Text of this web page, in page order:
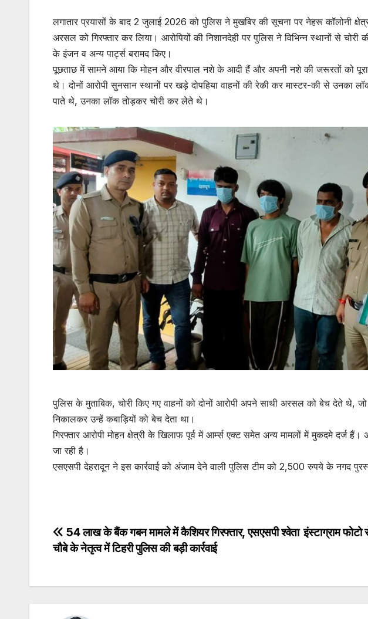
लगातार प्रयासों के बाद 2 जुलाई 2026 को पुलिस ने मुखबिर की सूचना पर नेहरू कॉलोनी
अरसल को गिरफ्तार कर लिया। आरोपियों की निशानदेही पर पुलिस ने विभिन्न स्थानों से चोरी
के इंजन व अन्य पार्ट्स बरामद किए।
पूछताछ में सामने आया कि मोहन और वीरपाल नशे के आदी हैं और अपनी नशे की जरूरतों को पूरा
थे। दोनों आरोपी सुनसान स्थानों पर खड़े दोपहिया वाहनों की रेकी कर मास्टर-की से उनका
पाते थे, उनका लॉक तोड़कर चोरी कर लेते थे।
पुलिस के मुताबिक, चोरी किए गए वाहनों को दोनों आरोपी अपने साथी अरसल को बेच देते थे,
निकालकर उन्हें कबाड़ियों को बेच देता था।
गिरफ्तार आरोपी मोहन क्षेत्री के खिलाफ पूर्व में आर्म्स एक्ट समेत अन्य मामलों में मुकदमे दर्ज
जा रही है।
एसएसपी देहरादून ने इस कार्रवाई को अंजाम देने वाली पुलिस टीम को 2,500 रुपये के नगद
Post
navigation
इंस्टाग्राम
54 लाख के बैंक गबन मामले में कैशियर गिरफ्तार, एसएसपी श्वेता
चौबे के नेतृत्व में टिहरी पुलिस की बड़ी कार्रवाई